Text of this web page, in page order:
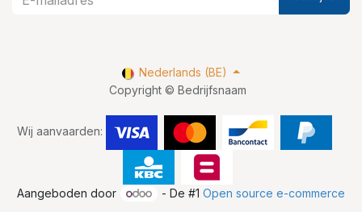
Copyright © Bedrijfsnaam
Wij aanvaarden:
Nederlands (BE)
Aangeboden door - De #1Open source e-commerce